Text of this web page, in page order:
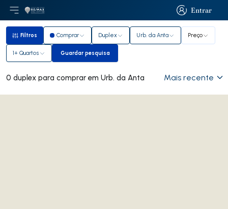
Entrar
Entrar
Abri menu principal
LogoIr para página inicial
Filtros
Filtros Comprar Duplex Urb. da Anta Preço
1+ Quartos Guardar pesquisa
Guardar pesquisa
0 duplex para comprar em Urb. da Anta Mais recente